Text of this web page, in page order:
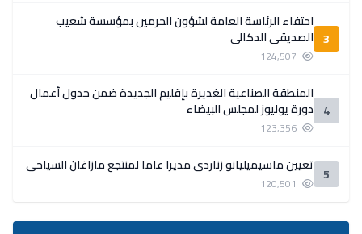
3
احتفاء الرئاسة العامة لشؤون الحرمين بمؤسسة شعيب
الصديقي الدكالي
4
المنطقة الصناعية الغديرة بإقليم الجديدة ضمن جدول أعمال
دورة يوليوز لمجلس البيضاء
5 تعيين ماسيميليانو زناردي مديرا عاما لمنتجع مازاغان السياحي